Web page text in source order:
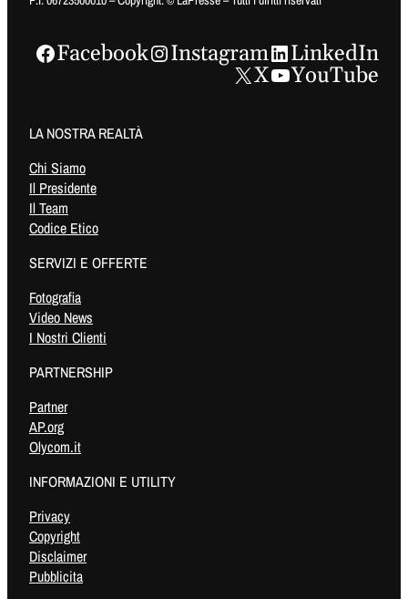
Facebook Instagram
LinkedIn
X
YouTube
LA NOSTRA REALTÀ
Chi Siamo
Il Presidente
Il Team
Codice Etico
SERVIZI E OFFERTE
Fotografia
Video News
I Nostri Clienti
PARTNERSHIP
Partner
AP.org
Olycom.it
INFORMAZIONI E UTILITY
Privacy
Copyright
Disclaimer
Pubblicita